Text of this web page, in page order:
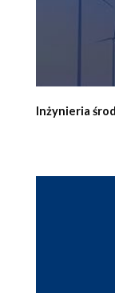
Inżynieria